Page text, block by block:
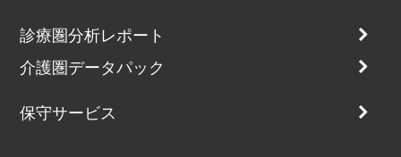
診療圏分析レポート
介護圏データパック
保守サービス